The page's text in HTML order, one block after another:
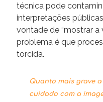
técnica pode
interpretações
vontade de “mostrar a
problema é que
torcida.
Quanto mais grave
cuidado com a